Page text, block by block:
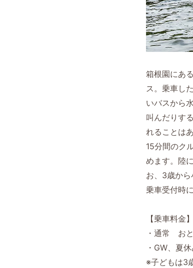
箱根園にあ
ス。乗車し
いバスから
叫んだりす
れることは
15分間のク
めます。陸
お、3歳から
乗車受付時
【乗車料金】
・通常 お
・GW、夏
※子どもは3